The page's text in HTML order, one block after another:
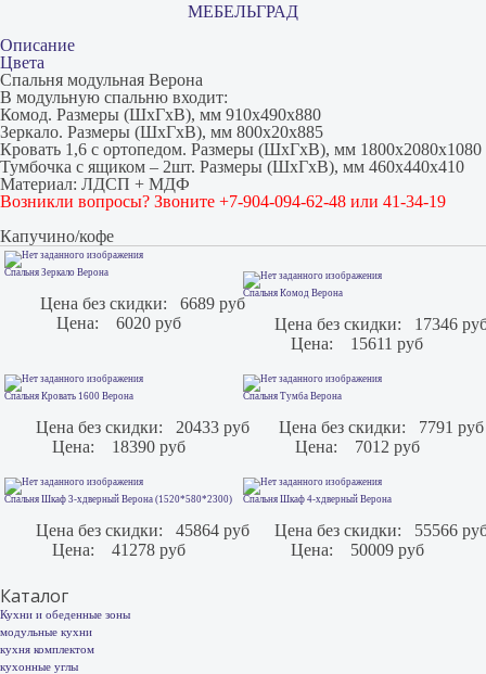
МЕБЕЛЬГРАД
Описание
Цвета
Спальня модульная Верона
В модульную спальню входит:
Комод. Размеры (ШхГхВ), мм 910х490х880
Зеркало. Размеры (ШхГхВ), мм 800х20х885
Кровать 1,6 с ортопедом. Размеры (ШхГхВ), мм 1800х2080х1080
Тумбочка с ящиком – 2шт. Размеры (ШхГхВ), мм 460х440х410
Материал: ЛДСП + МДФ
Возникли вопросы? Звоните +7-904-094-62-48 или 41-34-19
Капучино/кофе
Спальня Зеркало Верона
Цена без скидки:
6689 руб
Цена:
6020 руб
Спальня Комод Верона
Цена без скидки:
17346
Цена:
15611 руб
Спальня Кровать 1600 Верона
Цена без скидки:
20433 руб
Цена:
18390 руб
Спальня Тумба Верона
Цена без скидки:
7791 руб
Цена:
7012 руб
Спальня Шкаф 3-хдверный Верона (1520*580*2300)
Цена без скидки:
45864 руб
Цена:
41278 руб
Спальня Шкаф 4-хдверный Верона
Цена без скидки:
55566
Цена:
50009 руб
Каталог
Кухни и обеденные зоны
модульные кухни
кухня комплектом
кухонные углы